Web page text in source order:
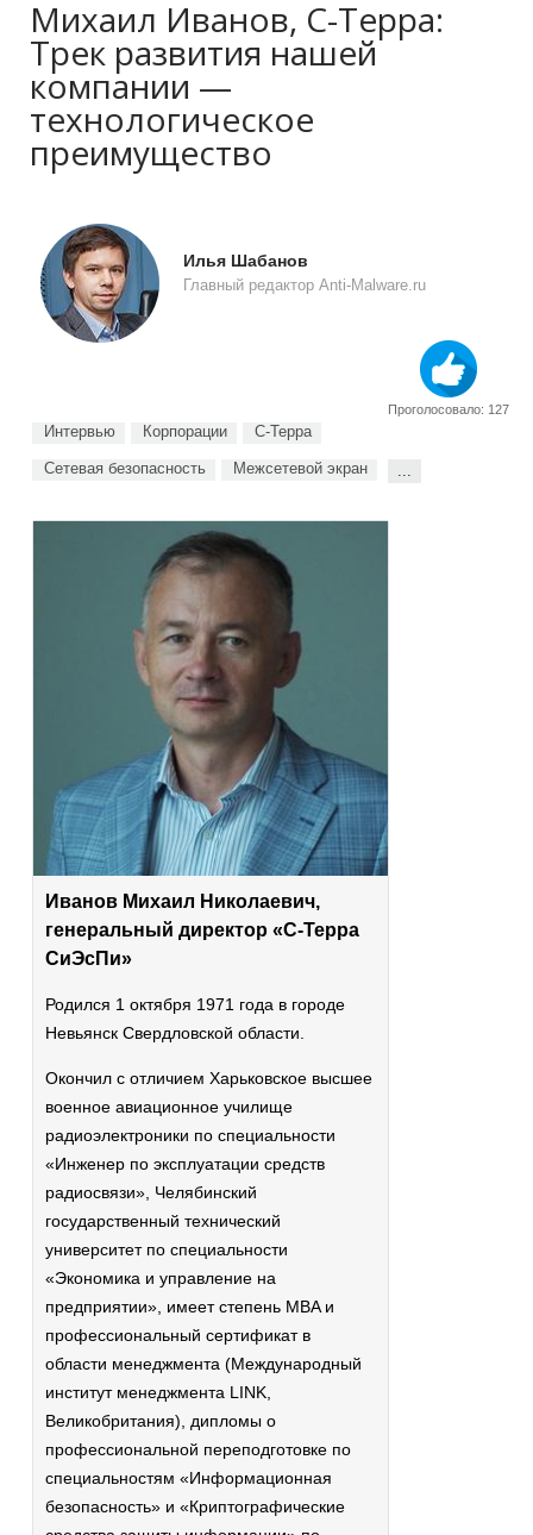
Михаил Иванов, С-Терра:
Трек развития нашей
компании —
технологическое
преимущество
Илья Шабанов
Главный редактор Anti-Malware.ru
Проголосовало: 127
Интервью Корпорации С-Терра
Сетевая безопасность Межсетевой экран ...
Иванов Михаил Николаевич,
генеральный директор «С-Терра
СиЭсПи»
Родился 1 октября 1971 года в городе
Невьянск Свердловской области.
Окончил с отличием Харьковское высшее
военное авиационное училище
радиоэлектроники по специальности
«Инженер по эксплуатации средств
радиосвязи», Челябинский
государственный технический
университет по специальности
«Экономика и управление на
предприятии», имеет степень MBA и
профессиональный сертификат в
области менеджмента (Международный
институт менеджмента LINK,
Великобритания), дипломы о
профессиональной переподготовке по
специальностям «Информационная
безопасность» и «Криптографические